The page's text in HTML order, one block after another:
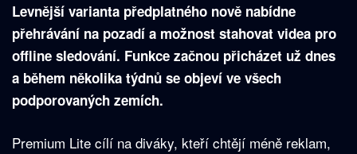
Levnější varianta předplatného nově nabídne
přehrávání na pozadí a možnost stahovat videa pro
offline sledování. Funkce začnou přicházet už dnes
a během několika týdnů se objeví ve všech
podporovaných zemích.
Premium Lite cílí na diváky, kteří chtějí méně reklam,